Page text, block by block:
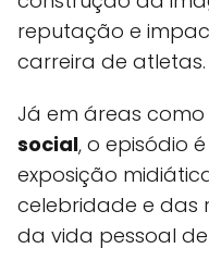
reputação e
carreira de atletas.
Já em áreas como
social, o episódio
exposição
celebridade e das
da vida pessoal